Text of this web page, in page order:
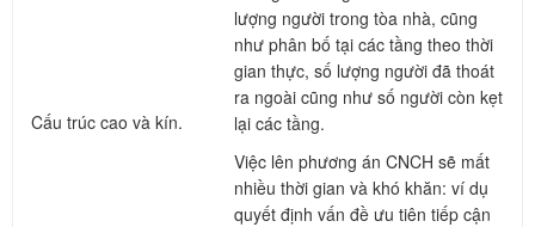
Cấu trúc cao và kín.
lượng người trong tòa nhà, cũng
như phân bố tại các tầng theo thời
gian thực, số lượng người đã thoát
ra ngoài cũng như số người còn kẹt
lại các tầng.
Việc lên phương án CNCH sẽ mất
nhiều thời gian và khó khăn: ví dụ
quyết định vấn đề ưu tiên tiếp cận